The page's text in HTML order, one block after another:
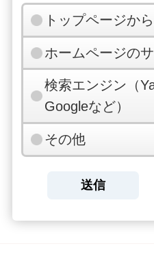
トップページか
ホームページの
検索エンジン（
Googleなど）
その他